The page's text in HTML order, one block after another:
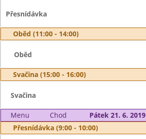
Přesnídávka
Oběd (11:00 - 14:00)
Oběd
Svačina (15:00 - 16:00)
Svačina
Menu Chod
Pátek 21. 6. 2019
Přesnídávka (9:00 - 10:00)